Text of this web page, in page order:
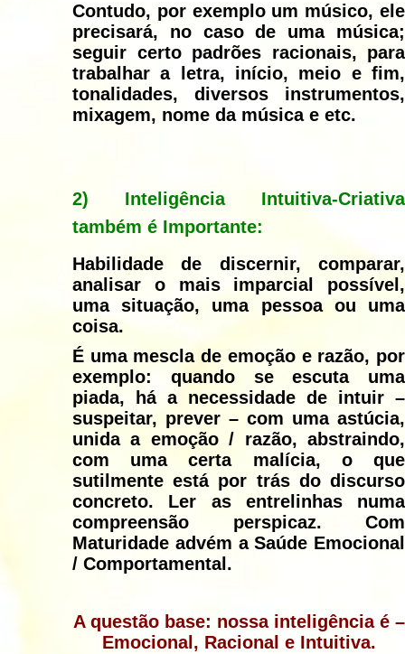
Contudo, por exemplo um músico, ele
precisará, no caso de uma música;
seguir certo padrões racionais, para
trabalhar a letra, início, meio e fim,
tonalidades, diversos instrumentos,
mixagem, nome da música e etc.
2) Inteligência Intuitiva-Criativa
também é Importante:
Habilidade de discernir, comparar,
analisar o mais imparcial possível,
uma situação, uma pessoa ou uma
coisa.
É uma mescla de emoção e razão, por
exemplo: quando se escuta uma
piada, há a necessidade de intuir –
suspeitar, prever – com uma astúcia,
unida a emoção / razão, abstraindo,
com uma certa malícia, o que
sutilmente está por trás do discurso
concreto. Ler as entrelinhas numa
compreensão perspicaz. Com
Maturidade advém a Saúde Emocional
/ Comportamental.
A questão base: nossa inteligência é –
Emocional, Racional e Intuitiva.